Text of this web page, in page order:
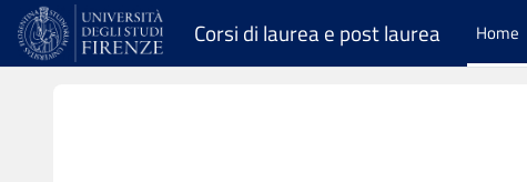
Vai al contenuto principale
Corsi di laurea e post laurea Home